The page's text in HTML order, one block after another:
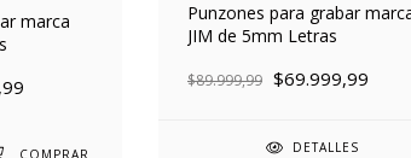
marca
Punzones para grabar
JIM de 5mm Letras
$89.999,99 $69.999,99
DETALLES